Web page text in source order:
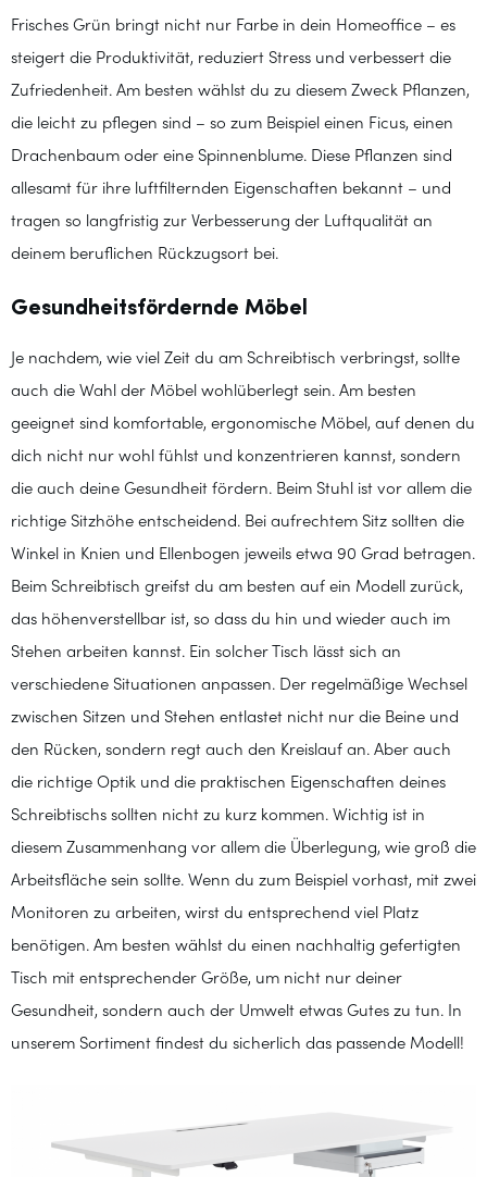
Frisches Grün bringt nicht nur Farbe in dein Homeoffice – es
steigert die Produktivität, reduziert Stress und verbessert die
Zufriedenheit. Am besten wählst du zu diesem Zweck Pflanzen,
die leicht zu pflegen sind – so zum Beispiel einen Ficus, einen
Drachenbaum oder eine Spinnenblume. Diese Pflanzen sind
allesamt für ihre luftfilternden Eigenschaften bekannt – und
tragen so langfristig zur Verbesserung der Luftqualität an
deinem beruflichen Rückzugsort bei.
Gesundheitsfördernde Möbel
Je nachdem, wie viel Zeit du am Schreibtisch verbringst, sollte
auch die Wahl der Möbel wohlüberlegt sein. Am besten
geeignet sind komfortable, ergonomische Möbel, auf denen du
dich nicht nur wohl fühlst und konzentrieren kannst, sondern
die auch deine Gesundheit fördern. Beim Stuhl ist vor allem die
richtige Sitzhöhe entscheidend. Bei aufrechtem Sitz sollten die
Winkel in Knien und Ellenbogen jeweils etwa 90 Grad betragen.
Beim Schreibtisch greifst du am besten auf ein Modell zurück,
das höhenverstellbar ist, so dass du hin und wieder auch im
Stehen arbeiten kannst. Ein solcher Tisch lässt sich an
verschiedene Situationen anpassen. Der regelmäßige Wechsel
zwischen Sitzen und Stehen entlastet nicht nur die Beine und
den Rücken, sondern regt auch den Kreislauf an. Aber auch
die richtige Optik und die praktischen Eigenschaften deines
Schreibtischs sollten nicht zu kurz kommen. Wichtig ist in
diesem Zusammenhang vor allem die Überlegung, wie groß die
Arbeitsfläche sein sollte. Wenn du zum Beispiel vorhast, mit zwei
Monitoren zu arbeiten, wirst du entsprechend viel Platz
benötigen. Am besten wählst du einen nachhaltig gefertigten
Tisch mit entsprechender Größe, um nicht nur deiner
Gesundheit, sondern auch der Umwelt etwas Gutes zu tun. In
unserem Sortiment findest du sicherlich das passende Modell!